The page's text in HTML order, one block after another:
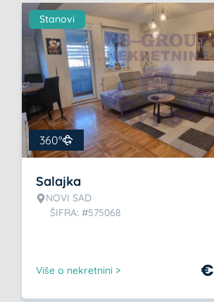
Stanovi
360°
Salajka
NOVI SAD
ŠIFRA: #575068
Više o nekretnini > €